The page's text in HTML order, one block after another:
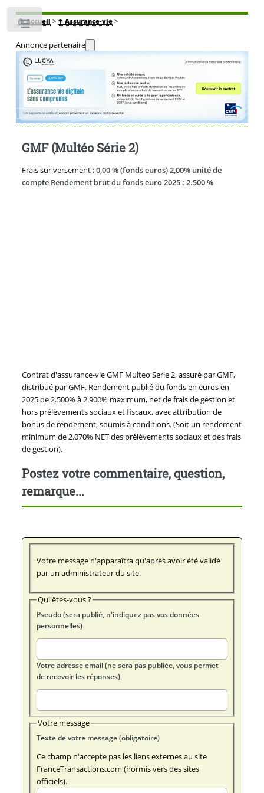
🏠Accueil > ☂️ Assurance-vie>
Annonce partenaire
GMF (Multéo Série 2)
Frais sur versement :0,00 % (fonds euros) 2,00% unité de
compte Rendement brut du fonds euro 2025 : 2.500 %
Contrat d'assurance-vie GMF Multeo Serie 2, assuré par GMF,
distribué par GMF. Rendement publié du fonds en euros en
2025 de 2.500% à 2.900% maximum, net de frais de gestion et
hors prélèvements sociaux et fiscaux, avec attribution de
bonus de rendement, soumis à conditions. (Soit un rendement
minimum de 2.070% NET des prélèvements sociaux et des frais
de gestion).
Postez votre commentaire, question,
remarque...
Votre message n'apparaîtra qu'après avoir été validé
par un administrateur du site.
Qui êtes-vous ?
Pseudo (sera publié, n'indiquez pas vos données
personnelles)
Votre adresse email (ne sera pas publiée, vous permet
de recevoir les réponses)
Votre message
Texte de votre message (obligatoire)
Ce champ n'accepte pas les liens externes au site
FranceTransactions.com (hormis vers des sites
officiels).
Toggle